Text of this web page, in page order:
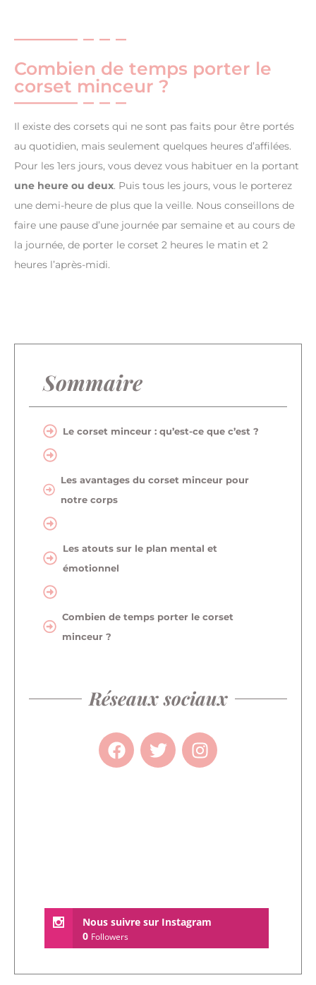
Combien de temps porter le
corset minceur ?
Il existe des corsets qui ne sont pas faits pour être portés
au quotidien, mais seulement quelques heures d’affilées.
Pour les 1ers jours, vous devez vous habituer en la portant
une heure ou deux. Puis tous les jours, vous le porterez
une demi-heure de plus que la veille. Nous conseillons de
faire une pause d’une journée par semaine et au cours de
la journée, de porter le corset 2 heures le matin et 2
heures l’après-midi.
Sommaire
Le corset minceur : qu’est-ce que c’est ?
Les avantages du corset minceur pour
notre corps
Les atouts sur le plan mental et
émotionnel
Combien de temps porter le corset
minceur ?
Réseaux sociaux
Nous suivre sur Instagram
0 Followers